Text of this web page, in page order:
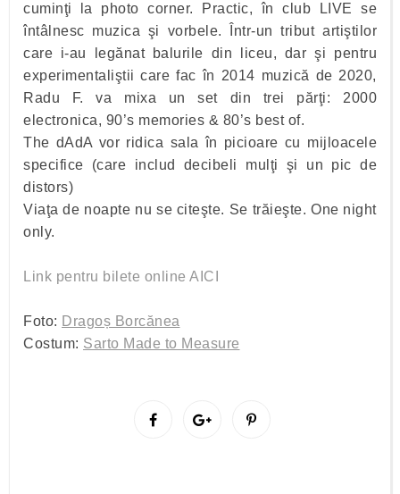
cuminţi la photo corner. Practic, în club LIVE se
întâlnesc muzica şi vorbele. Într-un tribut artiştilor
care i-au legănat balurile din liceu, dar şi pentru
experimentaliştii care fac în 2014 muzică de 2020,
Radu F. va mixa un set din trei părţi: 2000
electronica, 90’s memories & 80’s best of.
The dAdA vor ridica sala în picioare cu mijloacele
specifice (care includ decibeli mulţi şi un pic de
distors)
Viaţa de noapte nu se citeşte. Se trăieşte. One night
only.
Link pentru bilete online AICI
Foto: Dragoș Borcănea
Costum: Sarto Made to Measure